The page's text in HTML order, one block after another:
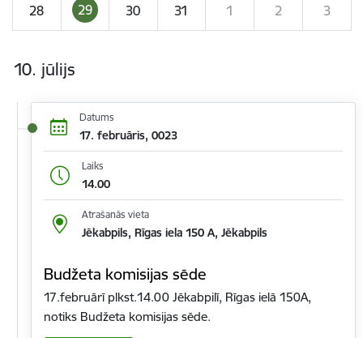
28 29 30 31 1 2 3
10. jūlijs
Datums
17. februāris, 0023
Laiks
14.00
Atrašanās vieta
Jēkabpils, Rīgas iela 150 A, Jēkabpils
Budžeta komisijas sēde
17.februārī plkst.14.00 Jēkabpilī, Rīgas ielā 150A,
notiks Budžeta komisijas sēde.